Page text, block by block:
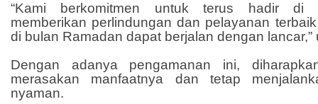
“Kami berkomitmen untuk terus hadir di
memberikan perlindungan dan pelayanan
di bulan Ramadan dapat berjalan dengan lancar,”
Dengan adanya pengamanan ini,
merasakan manfaatnya dan tetap
nyaman.